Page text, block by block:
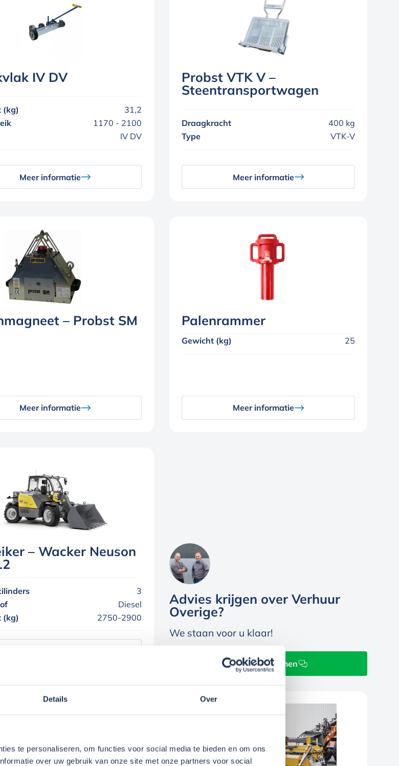
Details Over
te personaliseren, om functies voor social media te bieden en om ons
over uw gebruik van onze site met onze partners voor social
IV DV
(kg)
31,2
1170 - 2100
IV DV
Meer informatie
Probst VTK V –
Steentransportwagen
Draagkracht
400 kg
Type
VTK-V
Meer informatie
– Probst SM
Meer informatie
Palenrammer
Gewicht (kg) 25
Meer informatie
– Wacker Neuson
3
Diesel
(kg)
2750-2900
Advies krijgen over Verhuur
Overige?
We staan voor u klaar!
Contact opnemen